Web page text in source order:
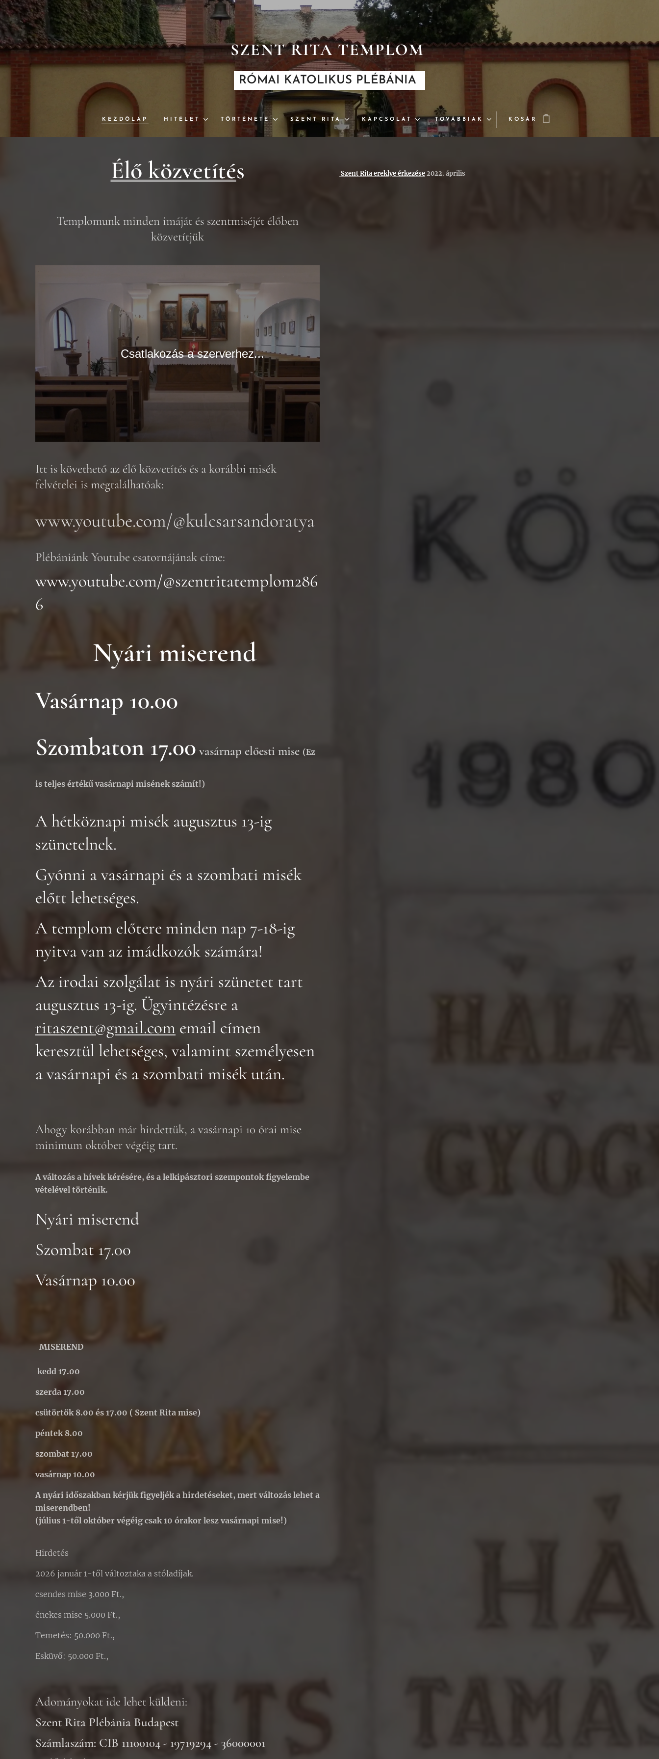
SZENT RITA TEMPLOM
RÓMAI KATOLIKUS PLÉBÁNIA
KEZDŐLAP HITÉLET TÖRTÉNETE SZENT RITA KAPCSOLAT TOVÁBBIAK KOSÁR
Élő közvetítés
Templomunk minden imáját és szentmiséjét élőben
közvetítjük
Csatlakozás a szerverhez...
Itt is követhető az élő közvetítés és a korábbi misék
felvételei is megtalálhatóak:
www.youtube.com/@kulcsarsandoratya
Plébániánk Youtube csatornájának címe:
www.youtube.com/@szentritatemplom286
6
Nyári miserend
Vasárnap 10.00
Szombaton 17.00 vasárnap előesti mise (Ez
is teljes értékű vasárnapi misének számít!)
A hétköznapi misék augusztus 13-ig
szünetelnek.
Gyónni a vasárnapi és a szombati misék
előtt lehetséges.
A templom előtere minden nap 7-18-ig
nyitva van az imádkozók számára!
Az irodai szolgálat is nyári szünetet tart
augusztus 13-ig. Ügyintézésre a
ritaszent@gmail.com email címen
keresztül lehetséges, valamint személyesen
a vasárnapi és a szombati misék után.
Ahogy korábban már hirdettük, a vasárnapi 10 órai mise
minimum október végéig tart.
A változás a hívek kérésére, és a lelkipásztori szempontok figyelembe
vételével történik.
Nyári miserend
Szombat 17.00
Vasárnap 10.00
MISEREND
kedd 17.00
szerda 17.00
csütörtök 8.00 és 17.00 ( Szent Rita mise)
péntek 8.00
szombat 17.00
vasárnap 10.00
A nyári időszakban kérjük figyeljék a hirdetéseket, mert változás lehet a
miserendben!
(július 1-től október végéig csak 10 órakor lesz vasárnapi mise!)
Hirdetés
2026 január 1-től változtaka a stóladíjak.
csendes mise 3.000 Ft.,
énekes mise 5.000 Ft.,
Temetés: 50.000 Ft.,
Esküvő: 50.000 Ft.,
Adományokat ide lehet küldeni:
Szent Rita Plébánia Budapest
Számlaszám: CIB 11100104 - 19719294 - 36000001
Szent Rita ereklye érkezése2022. április